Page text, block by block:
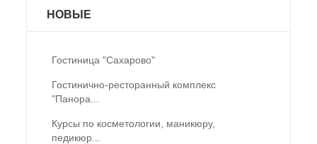
НОВЫЕ
Гостиница "Сахарово"
Гостинично-ресторанный комплекс
"Панора...
Курсы по косметологии, маникюру,
педикюр...